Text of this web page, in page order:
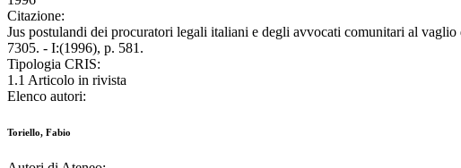
Citazione:
Jus postulandi dei procuratori legali italiani e degli avvocati comunitari al
7305. - I:(1996), p. 581.
Tipologia CRIS:
1.1 Articolo in rivista
Elenco autori:
Toriello, Fabio